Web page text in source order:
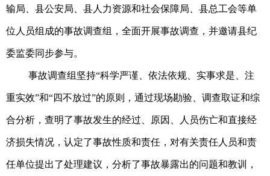
输局、县公安局、县人力资源和社会保障局、县总工会等单
位人员组成的事故调查组，全面开展事故调查，并邀请县纪
委监委同步参与。
事故调查组坚持“科学严谨、依法依规、实事求是、注
重实效”和“四不放过”的原则，通过现场勘验、调查取证和综
合分析，查明了事故发生的经过、原因、人员伤亡和直接经
济损失情况，认定了事故性质和责任，对有关责任人员和责
任单位提出了处理建议，分析了事故暴露出的问题和教训，